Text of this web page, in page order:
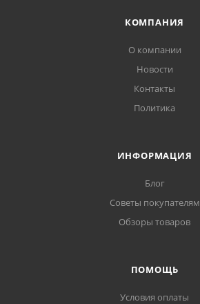
КОМПАНИЯ
О компании
Новости
Контакты
Политика
ИНФОРМАЦИЯ
Блог
Советы покупателям
Обзоры товаров
ПОМОЩЬ
Условия оплаты